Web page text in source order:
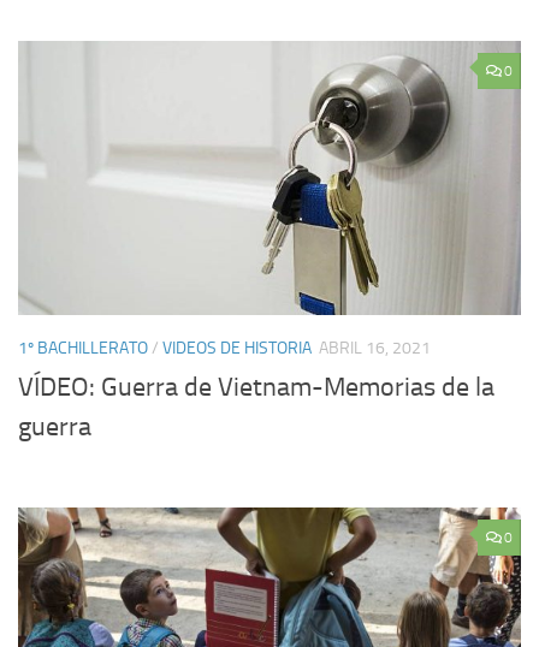
0
1º BACHILLERATO/ VIDEOS DE HISTORIA ABRIL 16, 2021
VÍDEO: Guerra de Vietnam-Memorias de la
guerra
0